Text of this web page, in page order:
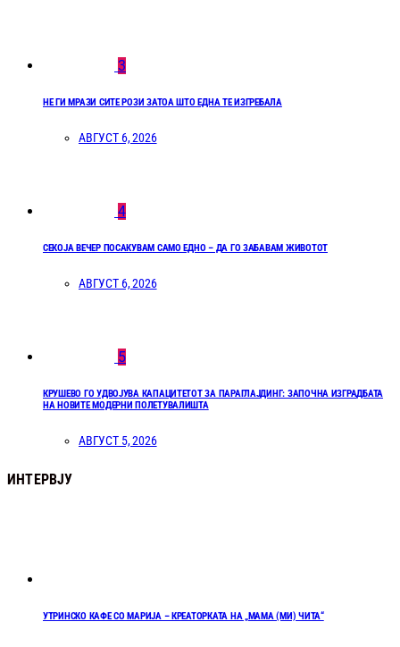
3
НЕ ГИ МРАЗИ СИТЕ РОЗИ ЗАТОА ШТО ЕДНА ТЕ ИЗГРЕБАЛА
АВГУСТ 6, 2026
4
СЕКОЈА ВЕЧЕР ПОСАКУВАМ САМО ЕДНО – ДА ГО ЗАБАВАМ ЖИВОТОТ
АВГУСТ 6, 2026
5
КРУШЕВО ГО УДВОЈУВА КАПАЦИТЕТОТ ЗА ПАРАГЛАЈДИНГ: ЗАПОЧНА ИЗГРАДБАТА
НА НОВИТЕ МОДЕРНИ ПОЛЕТУВАЛИШТА
АВГУСТ 5, 2026
ИНТЕРВЈУ
УТРИНСКО КАФЕ СО МАРИЈА – КРЕАТОРКАТА НА „МАМА (МИ) ЧИТА“